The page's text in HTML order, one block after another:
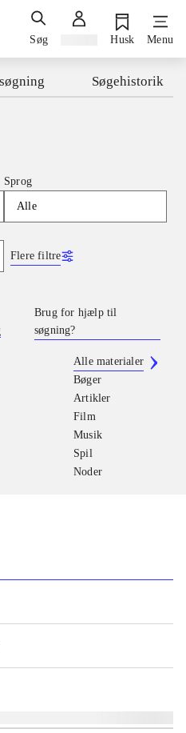
Søg Husk Menu
Alle materialer
Bøger
Artikler
Film
Musik
Spil
Noder
Søgehistorik
Sprog
Alle
Flere filtre
Brug for hjælp til
søgning?